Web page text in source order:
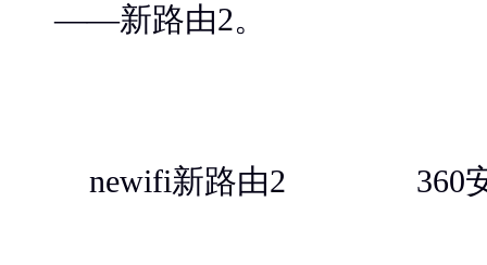
——新路由2。
newifi新路由2 360安